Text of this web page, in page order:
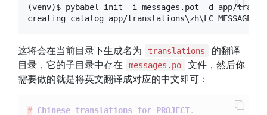
(venv)$ pybabel init -i messages.pot -d app/
这将会在当前目录下生成名为 translations
的翻译
目录，它的子目录中存在
messages.po
文件，然后你
需要做的就是将英文翻译成对应的中文即可：
# Chinese translations for PROJECT.